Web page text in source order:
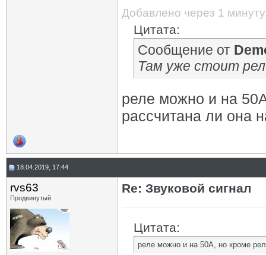
Добавлено через 1 минуту
Цитата:
Сообщение от
Там уже стоит
реле можно и на
рассчитана ли она
18.04.2019, 17:44
rvs63
Продвинутый
Re: Звуковой сигнал
Цитата:
реле можно и на 50А, но кроме